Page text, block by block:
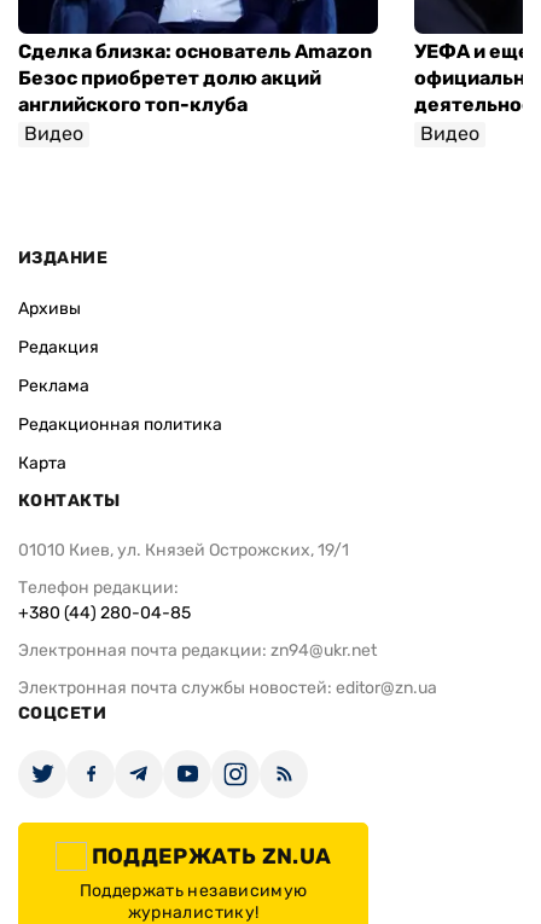
Сделка близка: основатель Amazon
Безос приобретет долю акций
английского топ-клуба
Видео
УЕФА и еще
официально
Видео
ИЗДАНИЕ
Архивы
Редакция
Реклама
Редакционная политика
Карта
КОНТАКТЫ
01010 Киев, ул. Князей Острожских, 19/1
Телефон редакции:
+380 (44) 280-04-85
Электронная почта редакции: zn94@ukr.net
Электронная почта службы новостей: editor@zn.ua
СОЦСЕТИ
ПОДДЕРЖАТЬ ZN.UA
Поддержать независимую
журналистику!